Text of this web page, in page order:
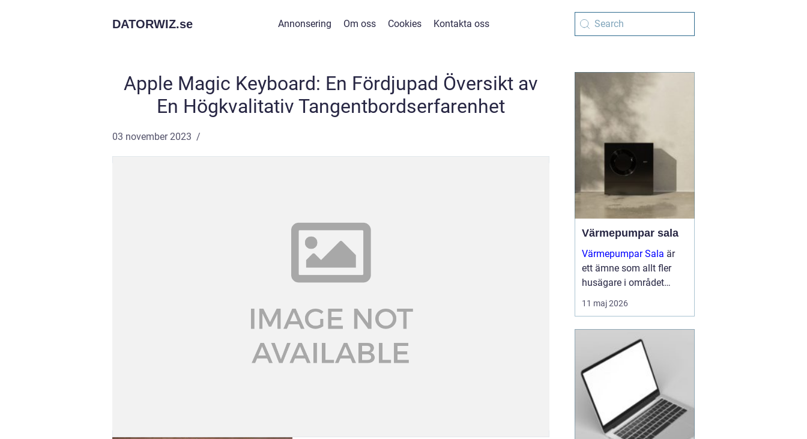
DATORWIZ.se Annonsering Om oss Cookies Kontakta oss
Apple Magic Keyboard: En Fördjupad Översikt av
En Högkvalitativ Tangentbordserfarenhet
03 november 2023
Värmepumpar sala
Värmepumpar Sala är
ett ämne som allt fler
husägare i området
intresserar sig för när
energipriserna stiger och
lösningar ökar. Många
vill sänka sina
värmeko...
11 maj 2026